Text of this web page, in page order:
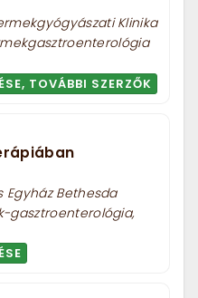
Klinika
TOVÁBBI SZERZŐK
Egyház Bethesda
gasztroenterológia,